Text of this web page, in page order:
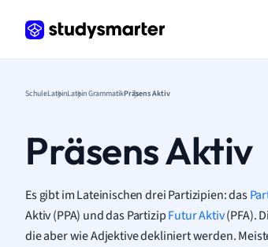
SchuleLateinLatein GrammatikPräsens Aktiv
Präsens Aktiv
Es gibt im Lateinischen drei Partizipien: das
Aktiv (PPA) und das PartizipFutur Aktiv(PFA).
die aber wie Adjektive dekliniert werden.